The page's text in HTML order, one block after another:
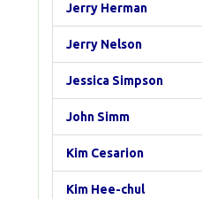
Jerry Herman
Jerry Nelson
Jessica Simpson
John Simm
Kim Cesarion
Kim Hee-chul